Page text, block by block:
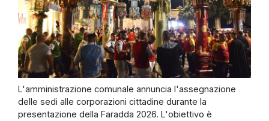
L'amministrazione comunale annuncia l'assegnazione
delle sedi alle corporazioni cittadine durante la
presentazione della Faradda 2026. L'obiettivo è